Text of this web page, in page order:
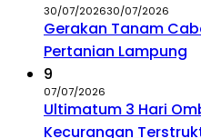
30/07/202630/07/2026
Gerakan Tanam
Pertanian Lampung
9
07/07/2026
Ultimatum 3 Hari
Kecurangan